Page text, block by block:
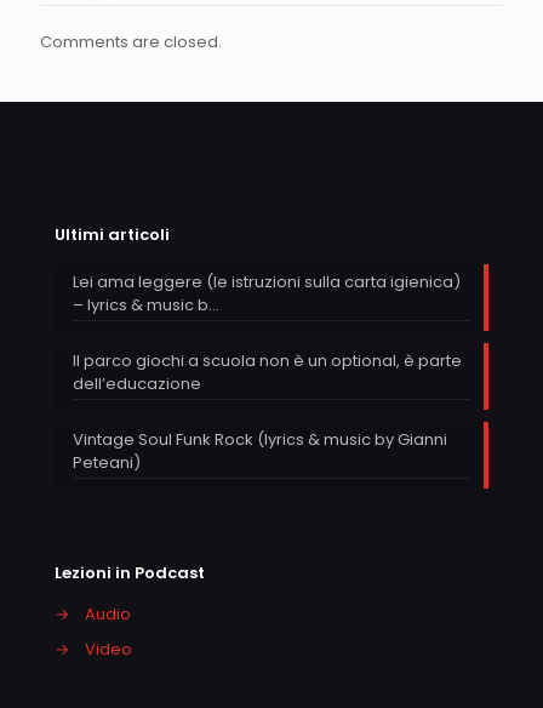
Comments are closed.
Ultimi articoli
Lei ama leggere (le istruzioni sulla carta igienica)
– lyrics & music b…
Il parco giochi a scuola non è un optional, è parte
dell’educazione
Vintage Soul Funk Rock (lyrics & music by Gianni
Peteani)
Lezioni in Podcast
→
Audio
→
Video